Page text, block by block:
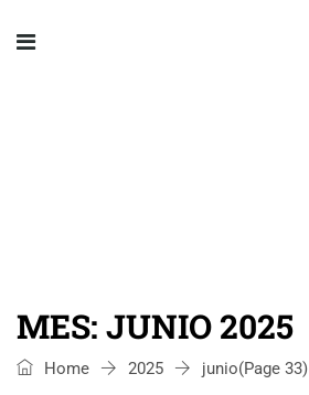
MES: JUNIO 2025
Home 2025 junio(Page 33)